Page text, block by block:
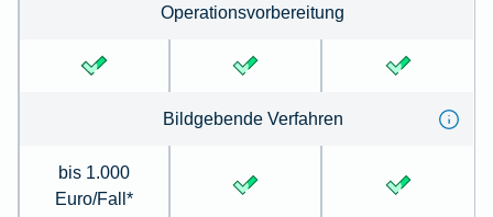
Operationsvorbereitung
Bildgebende Verfahren
bis 1.000
Euro/Fall*